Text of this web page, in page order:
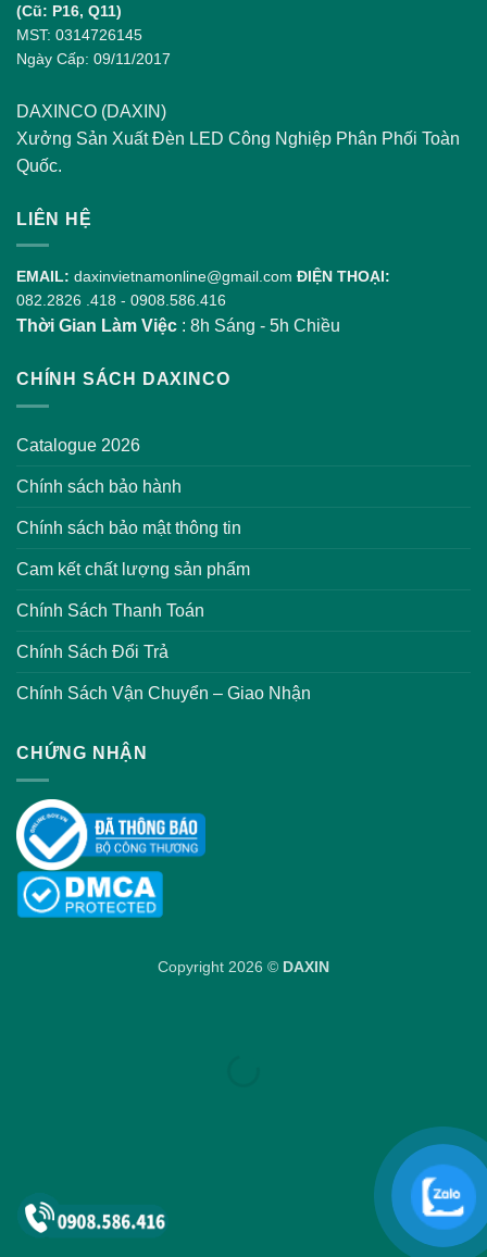
(Cũ: P16, Q11)
MST: 0314726145
Ngày Cấp: 09/11/2017
DAXINCO (DAXIN)
Xưởng Sản Xuất Đèn LED Công Nghiệp Phân Phối Toàn
Quốc.
LIÊN HỆ
EMAIL: daxinvietnamonline@gmail.com ĐIỆN THOẠI:
082.2826 .418 - 0908.586.416
Thời Gian Làm Việc : 8h Sáng - 5h Chiều
CHÍNH SÁCH DAXINCO
Catalogue 2026
Chính sách bảo hành
Chính sách bảo mật thông tin
Cam kết chất lượng sản phẩm
Chính Sách Thanh Toán
Chính Sách Đổi Trả
Chính Sách Vận Chuyển – Giao Nhận
CHỨNG NHẬN
Copyright 2026 © DAXIN